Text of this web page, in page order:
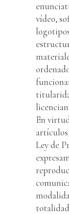
vídeo,
En
artículos
Ley de